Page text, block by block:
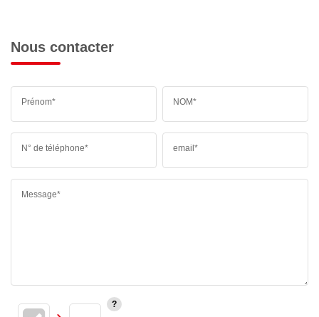
Nous contacter
Prénom* NOM*
N° de téléphone* email*
Message*